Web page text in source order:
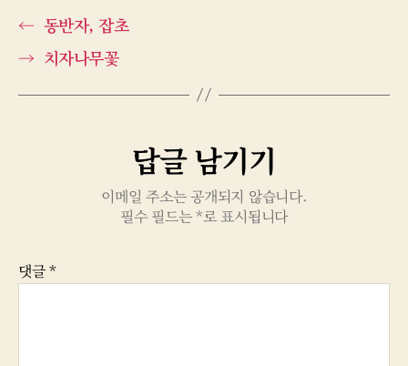
← 동반자, 잡초
→ 치자나무꽃
답글 남기기
이메일 주소는 공개되지 않습니다.
필수 필드는*로 표시됩니다
댓글*